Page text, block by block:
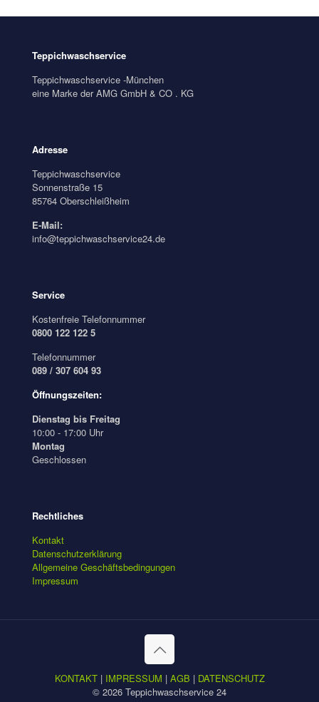
Teppichwaschservice
Teppichwaschservice -München
eine Marke der AMG GmbH & CO . KG
Adresse
Teppichwaschservice
Sonnenstraße 15
85764 Oberschleißheim
E-Mail:
info@teppichwaschservice24.de
Service
Kostenfreie Telefonnummer
0800 122 122 5
Telefonnummer
089 / 307 604 93
Öffnungszeiten:
Dienstag bis Freitag
10:00 - 17:00 Uhr
Montag
Geschlossen
Rechtliches
Kontakt
Datenschutzerklärung
Allgemeine Geschäftsbedingungen
Impressum
KONTAKT| IMPRESSUM | AGB | DATENSCHUTZ
© 2026 Teppichwaschservice 24